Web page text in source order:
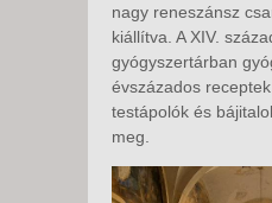
nagy reneszánsz
kiállítva. A XIV.
gyógyszertárban
évszázados
testápolók és
meg.